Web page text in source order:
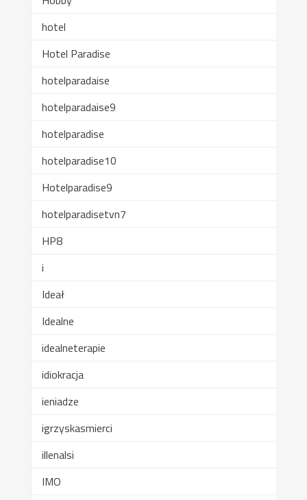
hotel
Hotel Paradise
hotelparadaise
hotelparadaise9
hotelparadise
hotelparadise10
Hotelparadise9
hotelparadisetvn7
HP8
i
Ideał
Idealne
idealneterapie
idiokracja
ieniadze
igrzyskasmierci
illenalsi
IMO